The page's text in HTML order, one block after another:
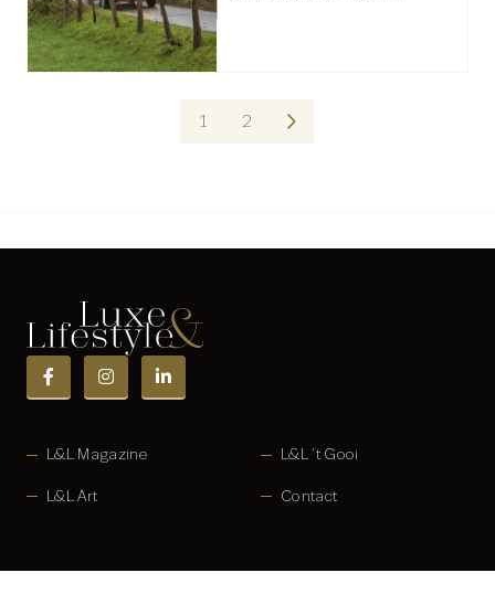
1 2
L&L Magazine L&L ’t Gooi
L&L Art Contact